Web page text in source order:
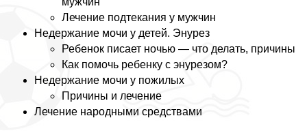
Лечение подтекания у мужчин
Недержание мочи у детей. Энурез
Ребенок писает ночью — что делать, причины
Как помочь ребенку с энурезом?
Недержание мочи у пожилых
Причины и лечение
Лечение народными средствами